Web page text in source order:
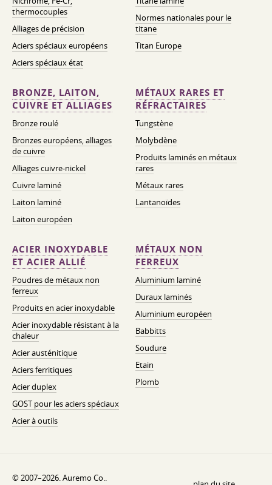
thermocouples
Alliages de précision
Aciers spéciaux européens
Aciers spéciaux état
Normes nationales pour le
titane
Titan Europe
BRONZE, LAITON,
CUIVRE ET ALLIAGES
Bronze roulé
Bronzes européens, alliages
de cuivre
Alliages cuivre-nickel
Cuivre laminé
Laiton laminé
Laiton européen
MÉTAUX RARES ET
RÉFRACTAIRES
Tungstène
Molybdène
Produits laminés en métaux
rares
Métaux rares
Lantanoïdes
ACIER INOXYDABLE
ET ACIER ALLIÉ
Poudres de métaux non
ferreux
Produits en acier inoxydable
Acier inoxydable résistant à la
chaleur
Acier austénitique
Aciers ferritiques
Acier duplex
GOST pour les aciers spéciaux
Acier à outils
MÉTAUX NON
FERREUX
Aluminium laminé
Duraux laminés
Aluminium européen
Babbitts
Soudure
Etain
Plomb
© 2007–2026. Auremo Co..